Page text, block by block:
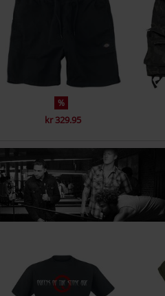
%
kr 329.95